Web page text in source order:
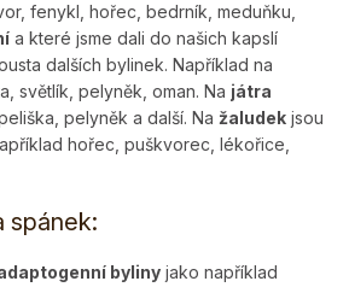
fenykl, hořec, bedrník, meduňku,
a které jsme dali do našich kapslí
dalších bylinek. Například na
světlík, pelyněk, oman. Na játra
pelyněk a další. Na žaludek jsou
hořec, puškvorec, lékořice,
spánek:
byliny jako například